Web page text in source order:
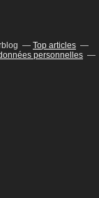
Top articles
personnelles